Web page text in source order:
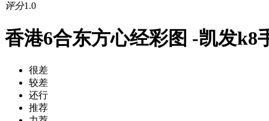
评分1.0
香港6合东方心经彩图 -凯发k8
很差
较差
还行
推荐